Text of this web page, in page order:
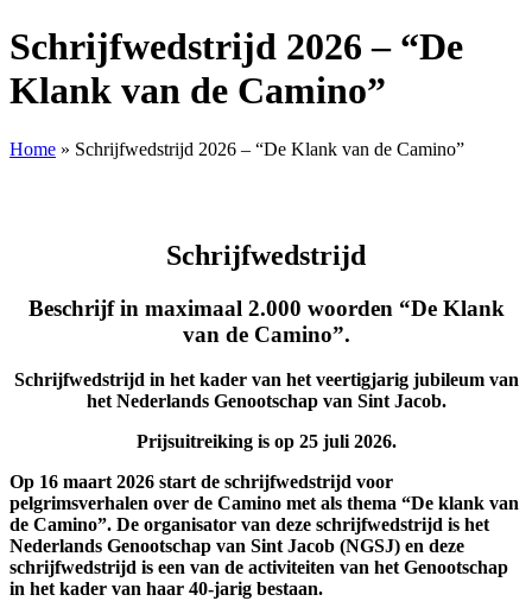
Schrijfwedstrijd 2026 – “De
Klank van de Camino”
Home » Schrijfwedstrijd 2026 – “De Klank van de Camino”
Schrijfwedstrijd
Beschrijf in maximaal 2.000 woorden “De Klank
van de Camino”.
Schrijfwedstrijd in het kader van het veertigjarig jubileum van
het Nederlands Genootschap van Sint Jacob.
Prijsuitreiking is op 25 juli 2026.
Op 16 maart 2026 start de schrijfwedstrijd voor
pelgrimsverhalen over de Camino met als thema “De klank van
de Camino”. De organisator van deze schrijfwedstrijd is het
Nederlands Genootschap van Sint Jacob (NGSJ) en deze
schrijfwedstrijd is een van de activiteiten van het Genootschap
in het kader van haar 40-jarig bestaan.